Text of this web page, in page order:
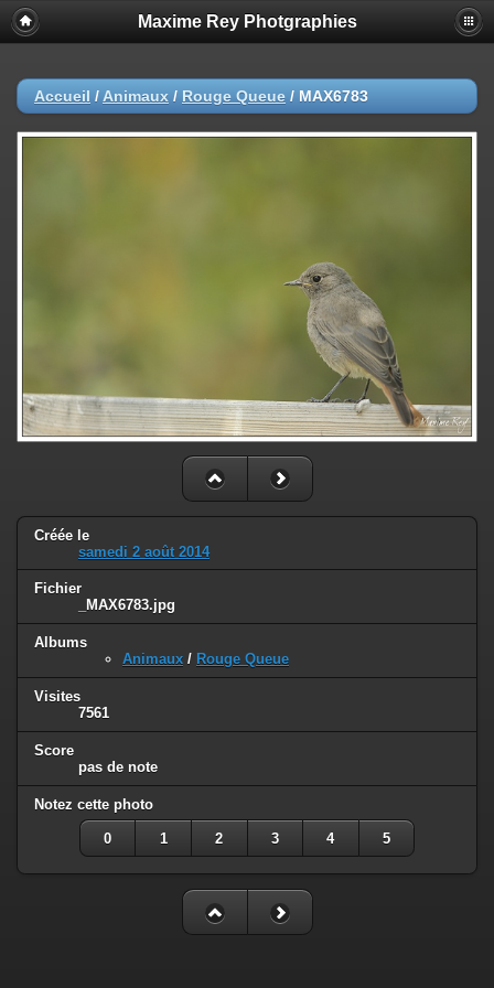
Maxime Rey Photgraphies
Accueil / Animaux / Rouge Queue / MAX6783
Créée le
samedi 2 août 2014
Fichier
_MAX6783.jpg
Albums
Animaux / Rouge Queue
Visites
7561
Score
pas de note
Notez cette photo
0 1 2 3 4 5